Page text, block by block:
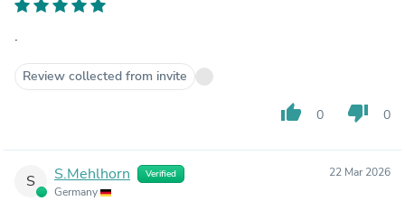
.
Review collected from invite
thumb_up 0 thumb_down 0
S S.Mehlhorn Verified
Germany
22 Mar 2026